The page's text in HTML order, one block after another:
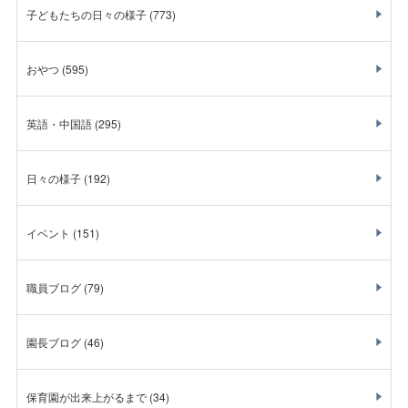
子どもたちの日々の様子(773)
おやつ (595)
英語・中国語(295)
日々の様子(192)
イベント (151)
職員ブログ(79)
園長ブログ(46)
保育園が出来上がるまで(34)